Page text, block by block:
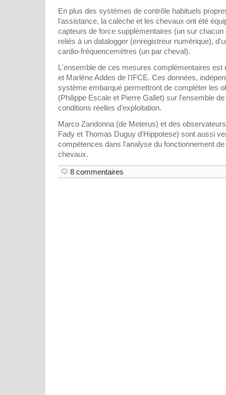
En plus des systèmes de contrôle habituels
l'assistance, la calèche et les chevaux ont été
capteurs de force supplémentaires (un sur chacun
reliés à un datalogger (enregistreur numérique),
cardio-fréquencemètres (un par cheval).
L'ensemble de ces mesures complémentaires est
et Marlène Addes de l'IFCE. Ces données,
système embarqué permettront de compléter les
(Philippe Escale et Pierre Gallet) sur l'ensemble
conditions réelles d'exploitation.
Marco Zandonna (de Meterus) et des
Fady et Thomas Duguy d'Hippotese) sont aussi
compétences dans l'analyse du fonctionnement
chevaux.
8 commentaires